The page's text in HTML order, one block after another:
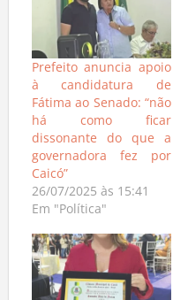
Prefeito anuncia apoio
à candidatura de
Fátima ao Senado: “não
há como ficar
dissonante do que a
governadora fez por
Caicó”
26/07/2025 às 15:41
Em "Política"